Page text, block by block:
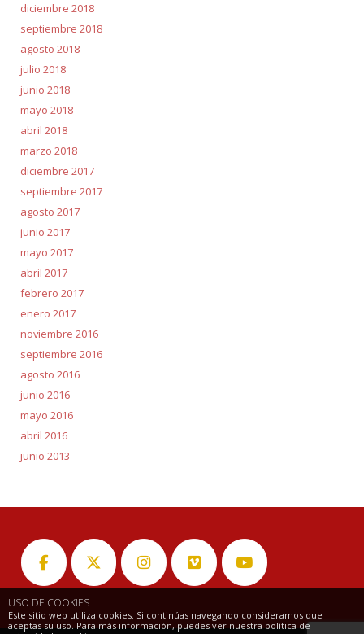
USO DE COOKIES
Este sitio web utiliza cookies. Si continúas navegando consideramos que
aceptas su uso. Para más información, puedes ver nuestra política de
diciembre 2018
septiembre 2018
agosto 2018
julio 2018
junio 2018
mayo 2018
abril 2018
marzo 2018
diciembre 2017
septiembre 2017
agosto 2017
junio 2017
mayo 2017
abril 2017
febrero 2017
enero 2017
noviembre 2016
septiembre 2016
agosto 2016
junio 2016
mayo 2016
abril 2016
junio 2013